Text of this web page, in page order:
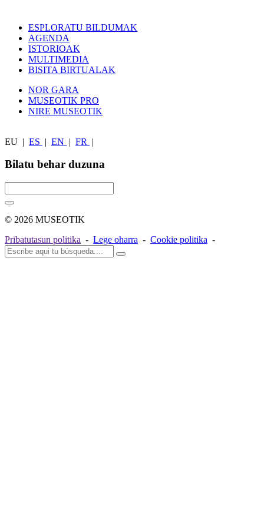
ESPLORATU BILDUMAK
AGENDA
ISTORIOAK
MULTIMEDIA
BISITA BIRTUALAK
NOR GARA
MUSEOTIK PRO
NIRE MUSEOTIK
EU | ES | EN | FR |
Bilatu behar duzuna
© 2026 MUSEOTIK
Pribatutasun politika - Lege oharra - Cookie politika -